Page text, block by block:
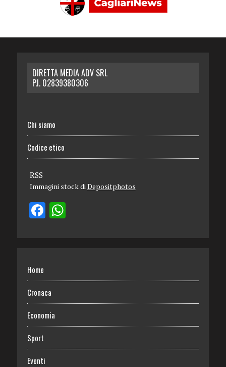
DIRETTA MEDIA ADV SRL
P.I. 02839380306
Chi siamo
Codice etico
RSS
Immagini stock diDepositphotos
Home
Cronaca
Economia
Sport
Eventi